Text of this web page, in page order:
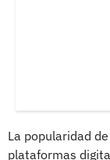
La popularidad
plataformas